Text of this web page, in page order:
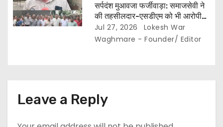
सर्पदंश मुआवजा फर्जीवाड़ा: समाजसेवी ने
की तहसीलदार-एसडीएम को भी आरोपी
बनाने की मांग… इधर लिपिकों की गिरफ्तारी
से नाराज राजस्व लिपिक संघ ने खोला
Jul 27, 2026
Lokesh War
Waghmare - Founder/ Editor
Leave a Reply